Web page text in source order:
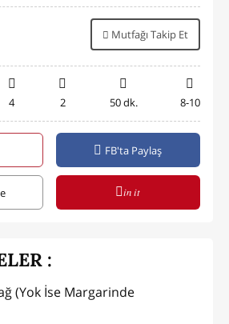
Mutfağı Takip Et
4 2 50 dk. 8-10
FB'ta Paylaş
in it
:
(Yok İse Margarinde